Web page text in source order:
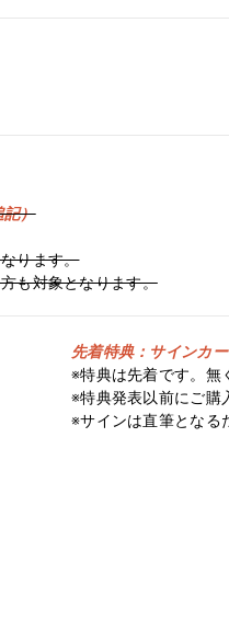
）
ります。
も対象となります。
先着特典：サインカ
※特典は先着です。無
※特典発表以前にご購
※サインは直筆となる